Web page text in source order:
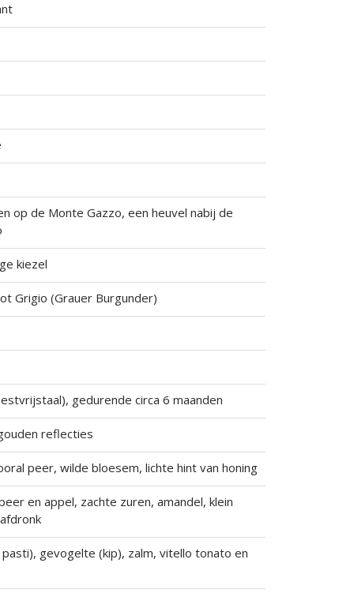
op de Monte Gazzo, een heuvel nabij de
kiezel
Grigio (Grauer Burgunder)
gedurende circa 6 maanden
reflecties
peer, wilde bloesem, lichte hint van honing
en appel, zachte zuren, amandel, klein
pasti), gevogelte (kip), zalm, vitello tonato en